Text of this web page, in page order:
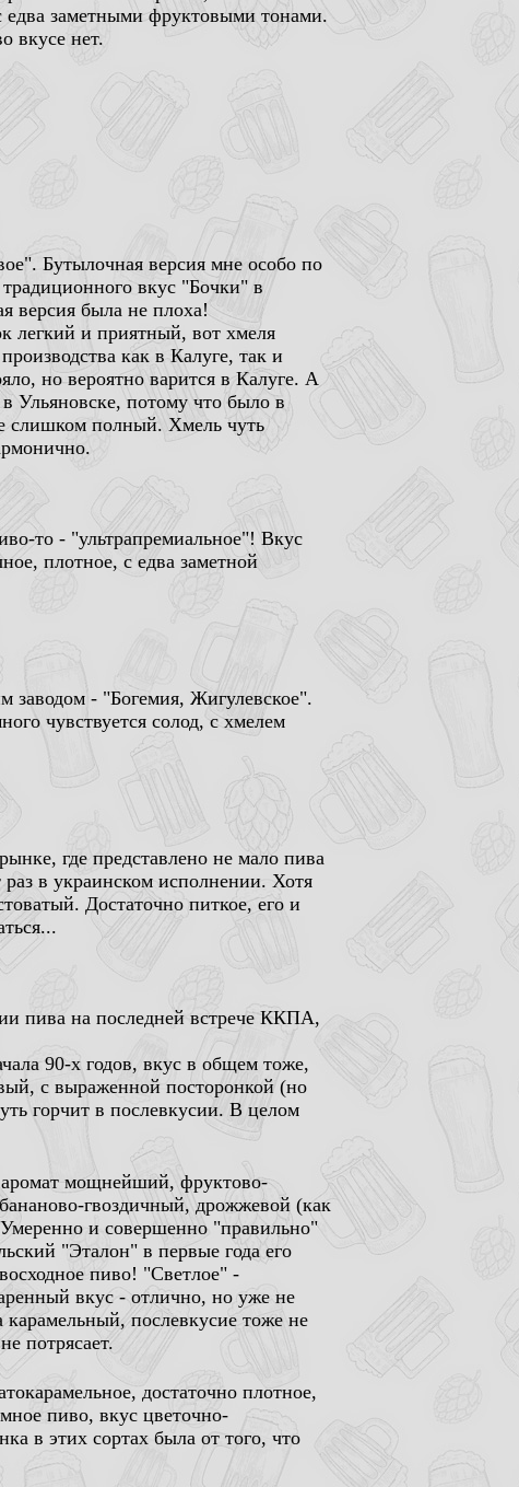
заметными фруктовыми тонами.
вкусе нет.
Бутылочная версия мне особо по
вкус "Бочки" в
версия была не плоха!
легкий и приятный, вот хмеля
как в Калуге, так и
но вероятно варится в Калуге. А
Ульяновске, потому что было в
слишком полный. Хмель чуть
то - "ультрапремиальное"! Вкус
плотное, с едва заметной
заводом - "Богемия, Жигулевское".
чувствуется солод, с хмелем
где представлено не мало пива
в украинском исполнении. Хотя
Достаточно питкое, его и
пива на последней встрече ККПА,
90-х годов, вкус в общем тоже,
с выраженной посторонкой (но
горчит в послевкусии. В целом
мощнейший, фруктово-
гвоздичный, дрожжевой (как
и совершенно "правильно"
"Эталон" в первые года его
пиво! "Светлое" -
вкус - отлично, но уже не
послевкусие тоже не
потрясает.
достаточно плотное,
пиво, вкус цветочно-
в этих сортах была от того, что